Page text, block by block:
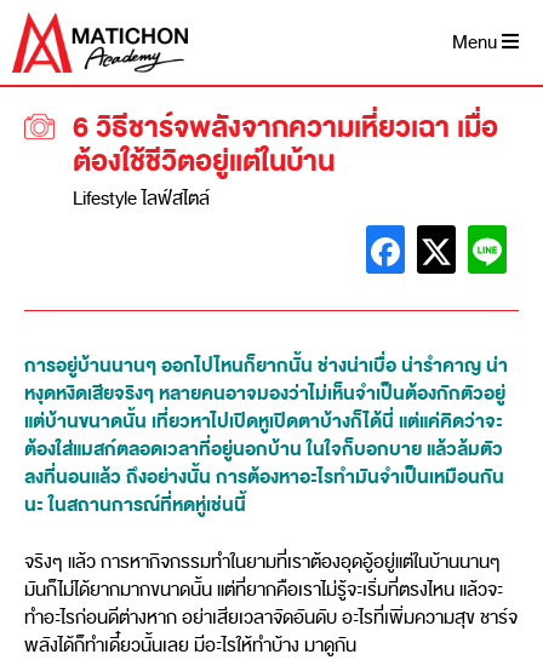
Menu
6 วิธีชาร์จพลังจากความเหี่ยวเฉา เมื่อ
ต้องใช้ชีวิตอยู่แต่ในบ้าน
Lifestyle ไลฟ์สไตล์
การอยู่บ้านนานๆ ออกไปไหนก็ยากนั้น ช่างน่าเบื่อ น่ารำคาญ น่า
หงุดหงิดเสียจริงๆ หลายคนอาจมองว่าไม่เห็นจำเป็นต้องกักตัวอยู่
แต่บ้านขนาดนั้น เที่ยวหาไปเปิดหูเปิดตาบ้างก็ได้นี่ แต่แค่คิดว่าจะ
ต้องใส่แมสก์ตลอดเวลาที่อยู่นอกบ้าน ในใจก็บอกบาย แล้วล้มตัว
ลงที่นอนแล้ว ถึงอย่างนั้น การต้องหาอะไรทำมันจำเป็นเหมือนกัน
นะ ในสถานการณ์ที่หดหู่เช่นนี้
จริงๆ แล้ว การหากิจกรรมทำในยามที่เราต้องอุดอู้อยู่แต่ในบ้านนานๆ
มันก็ไม่ได้ยากมากขนาดนั้น แต่ที่ยากคือเราไม่รู้จะเริ่มที่ตรงไหน แล้วจะ
ทำอะไรก่อนดีต่างหาก อย่าเสียเวลาจัดอันดับ อะไรที่เพิ่มความสุข ชาร์จ
พลังได้ก็ทำเดี๋ยวนั้นเลย มีอะไรให้ทำบ้าง มาดูกัน